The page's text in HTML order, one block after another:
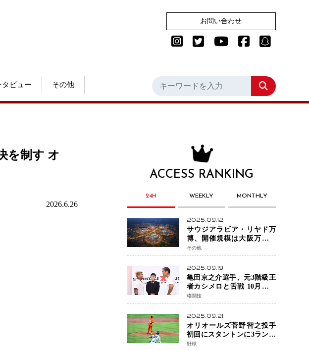
お問い合わせ
ビュー その他
を制す オ
2026.6.26
ACCESS RANKING
24H WEEKLY MONTHLY
2025.09.12
サウジアラビア・リヤド万
博、開催規模は大阪万博の
約4倍！2030年に開幕予定
その他
2025.09.19
亀田京之介選手、元3階級王
者カシメロと舌戦 10月対戦
格闘技
2025.09.21
オリオールズ菅野智之投手
初回にスタントンに3ラン被
弾 3回6安打4失点で降板
野球